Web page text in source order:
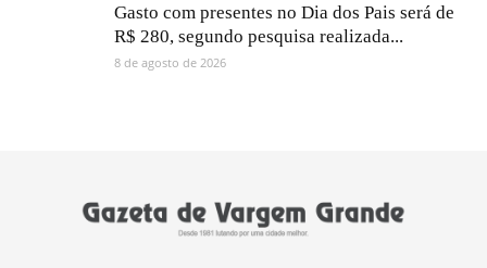
Gasto com presentes no Dia dos Pais será de
R$ 280, segundo pesquisa realizada...
8 de agosto de 2026